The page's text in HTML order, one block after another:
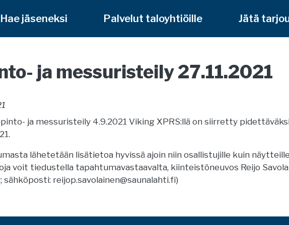
Hae jäseneksi Palvelut taloyhtiöille Jätä
ja messuristeily 27.11.2021
ja messuristeily 4.9.2021 Viking XPRS:llä on siirretty
lähetetään lisätietoa hyvissä ajoin niin osallistujille kuin
voit tiedustella tapahtumavastaavalta, kiinteistöneuvos Reijo
sähköposti: reijop.savolainen@saunalahti.fi)